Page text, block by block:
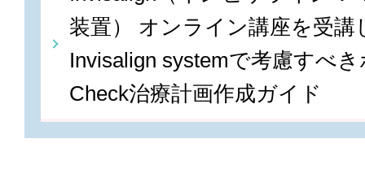
装置） オンライン講座を受講
Invisalign systemで考慮すべ
Check治療計画作成ガイド